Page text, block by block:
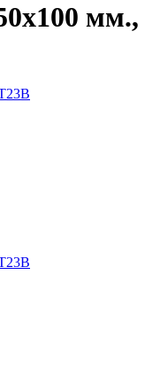
мм.,